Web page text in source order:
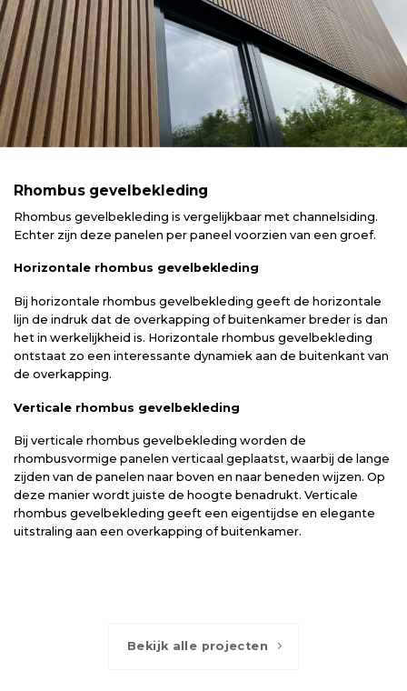
Rhombus gevelbekleding
Rhombus gevelbekleding is vergelijkbaar met channelsiding.
Echter zijn deze panelen per paneel voorzien van een groef.
Horizontale rhombus gevelbekleding
Bij horizontale rhombus gevelbekleding geeft de horizontale
lijn de indruk dat de overkapping of buitenkamer breder is dan
het in werkelijkheid is. Horizontale rhombus gevelbekleding
ontstaat zo een interessante dynamiek aan de buitenkant van
de overkapping.
Verticale rhombus gevelbekleding
Bij verticale rhombus gevelbekleding worden de
rhombusvormige panelen verticaal geplaatst, waarbij de lange
zijden van de panelen naar boven en naar beneden wijzen. Op
deze manier wordt juiste de hoogte benadrukt. Verticale
rhombus gevelbekleding geeft een eigentijdse en elegante
uitstraling aan een overkapping of buitenkamer.
Bekijk alle projecten